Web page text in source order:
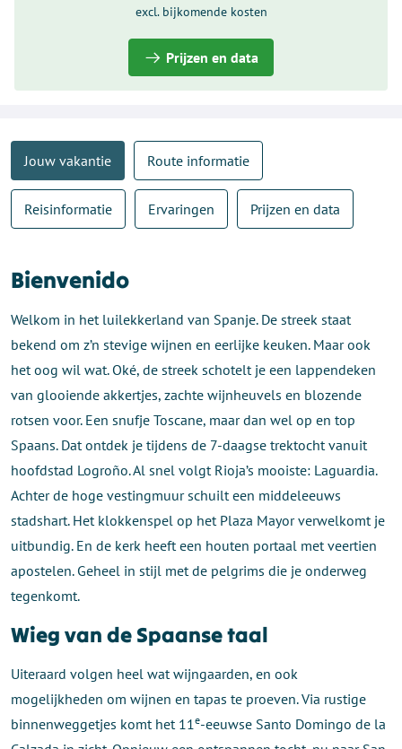
excl. bijkomende kosten
Prijzen en data
Jouw vakantie Route informatie
Reisinformatie Ervaringen Prijzen en data
Bienvenido
Welkom in het luilekkerland van Spanje. De streek staat
bekend om z’n stevige wijnen en eerlijke keuken. Maar ook
het oog wil wat. Oké, de streek schotelt je een lappendeken
van glooiende akkertjes, zachte wijnheuvels en blozende
rotsen voor. Een snufje Toscane, maar dan wel op en top
Spaans. Dat ontdek je tijdens de 7-daagse trektocht vanuit
hoofdstad Logroño. Al snel volgt Rioja’s mooiste: Laguardia.
Achter de hoge vestingmuur schuilt een middeleeuws
stadshart. Het klokkenspel op het Plaza Mayor verwelkomt je
uitbundig. En de kerk heeft een houten portaal met veertien
apostelen. Geheel in stijl met de pelgrims die je onderweg
tegenkomt.
Wieg van de Spaanse taal
Uiteraard volgen heel wat wijngaarden, en ook
mogelijkheden om wijnen en tapas te proeven. Via rustige
binnenweggetjes komt het 11e-eeuwse Santo Domingo de la